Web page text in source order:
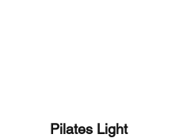
Pilates Light